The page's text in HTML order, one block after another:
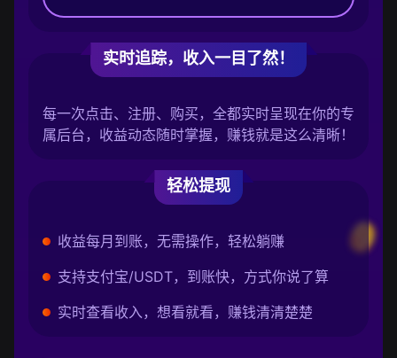
实时追踪，收入一目了然！
每一次点击、注册、购买，全都实时呈现在你的专
属后台，收益动态随时掌握，赚钱就是这么清晰！
轻松提现
收益每月到账，无需操作，轻松躺赚
支持支付宝/USDT，到账快，方式你说了算
实时查看收入，想看就看，赚钱清清楚楚